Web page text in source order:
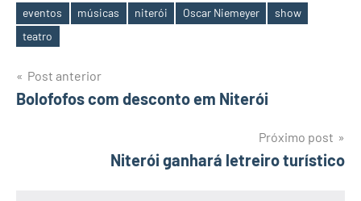
Tags
eventos músicas niterói Oscar Niemeyer
show
teatro
Navegação
de
Post anterior
Bolofofos com desconto em Niterói
Próximo post
Niterói ganhará letreiro turístico